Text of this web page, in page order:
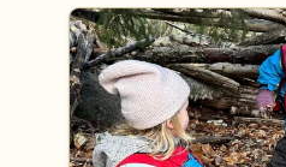
Turboturer - 10 turer for